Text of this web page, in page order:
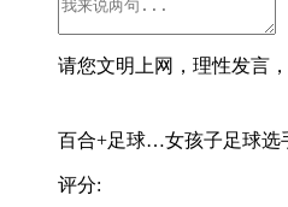
请您文明上网，理性发言
百合+足球…女孩子足球选
评分: